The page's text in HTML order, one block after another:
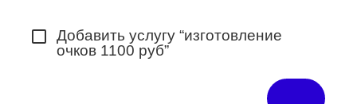
Добавить услугу “изготовление
очков 1100 руб”